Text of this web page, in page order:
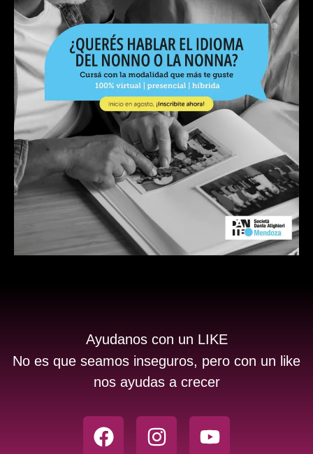
Ayudanos con un LIKE
No es que seamos inseguros, pero con un like
nos ayudas a crecer